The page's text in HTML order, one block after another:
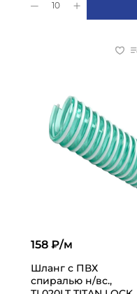
10
158 ₽/м
Шланг с ПВХ
спиралью н/вс.,